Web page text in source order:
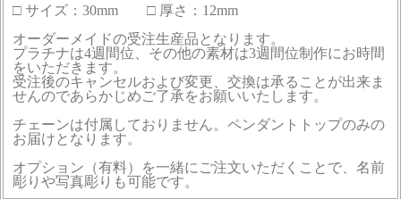
□ サイズ：30mm □ 厚さ：12mm
オーダーメイドの受注生産品となります。
プラチナは4週間位、その他の素材は3週間位制作にお時間
をいただきます。
受注後のキャンセルおよび変更、交換は承ることが出来ま
せんのであらかじめご了承をお願いいたします。
チェーンは付属しておりません。ペンダントトップのみの
お届けとなります。
オプション（有料）を一緒にご注文いただくことで、名前
彫りや写真彫りも可能です。